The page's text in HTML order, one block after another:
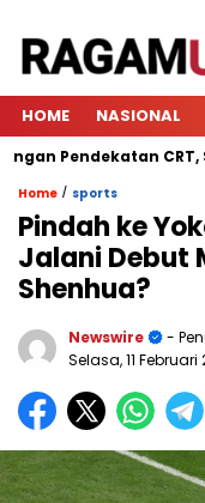
HOME NASIONAL
Pendekatan CRT,
Home / sports
Pindah ke
Jalani Debut
Shenhua?
Newswire
-
Selasa, 11 Februari